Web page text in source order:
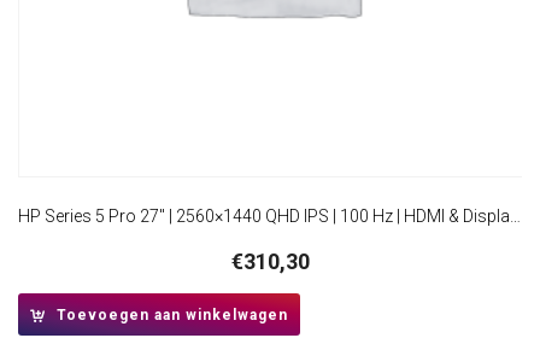
€310,30
Toevoegen aan winkelwagen